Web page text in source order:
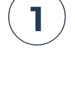
1